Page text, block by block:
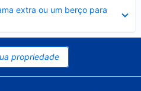
extra ou um berço para
propriedade